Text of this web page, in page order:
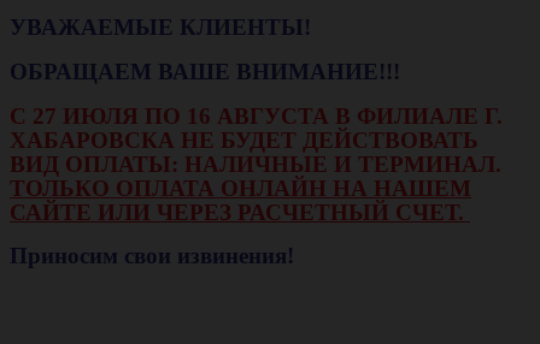
УВАЖАЕМЫЕ КЛИЕНТЫ!
ОБРАЩАЕМ ВАШЕ ВНИМАНИЕ!!!
С 27 ИЮЛЯ ПО 16 АВГУСТА В ФИЛИАЛЕ Г.
ХАБАРОВСКА НЕ БУДЕТ ДЕЙСТВОВАТЬ
ВИД ОПЛАТЫ: НАЛИЧНЫЕ И ТЕРМИНАЛ.
ТОЛЬКО ОПЛАТА ОНЛАЙН НА НАШЕМ
САЙТЕ ИЛИ ЧЕРЕЗ РАСЧЕТНЫЙ СЧЕТ.
Приносим свои извинения!